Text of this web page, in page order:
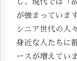
し、現代では「
が強まっています
シニア世代の人
身近な人たちに
ースが増えてい